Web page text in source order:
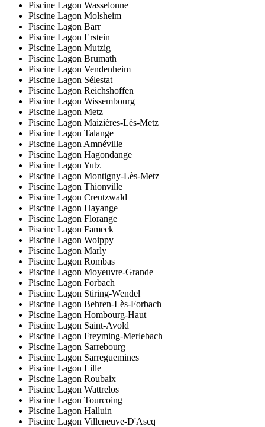
Piscine Lagon Wasselonne
Piscine Lagon Molsheim
Piscine Lagon Barr
Piscine Lagon Erstein
Piscine Lagon Mutzig
Piscine Lagon Brumath
Piscine Lagon Vendenheim
Piscine Lagon Sélestat
Piscine Lagon Reichshoffen
Piscine Lagon Wissembourg
Piscine Lagon Metz
Piscine Lagon Maizières-Lès-Metz
Piscine Lagon Talange
Piscine Lagon Amnéville
Piscine Lagon Hagondange
Piscine Lagon Yutz
Piscine Lagon Montigny-Lès-Metz
Piscine Lagon Thionville
Piscine Lagon Creutzwald
Piscine Lagon Hayange
Piscine Lagon Florange
Piscine Lagon Fameck
Piscine Lagon Woippy
Piscine Lagon Marly
Piscine Lagon Rombas
Piscine Lagon Moyeuvre-Grande
Piscine Lagon Forbach
Piscine Lagon Stiring-Wendel
Piscine Lagon Behren-Lès-Forbach
Piscine Lagon Hombourg-Haut
Piscine Lagon Saint-Avold
Piscine Lagon Freyming-Merlebach
Piscine Lagon Sarrebourg
Piscine Lagon Sarreguemines
Piscine Lagon Lille
Piscine Lagon Roubaix
Piscine Lagon Wattrelos
Piscine Lagon Tourcoing
Piscine Lagon Halluin
Piscine Lagon Villeneuve-D'Ascq